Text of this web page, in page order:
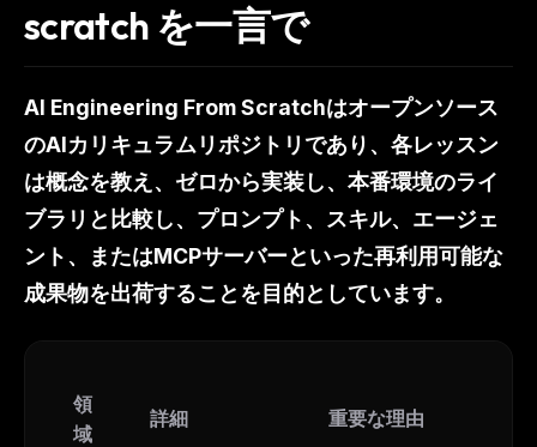
scratch を一言で
AI Engineering From Scratchはオープンソース
のAIカリキュラムリポジトリであり、各レッスン
は概念を教え、ゼロから実装し、本番環境のライ
ブラリと比較し、プロンプト、スキル、エージェ
ント、またはMCPサーバーといった再利用可能な
成果物を出荷することを目的としています。
領
域
詳細 重要な理由